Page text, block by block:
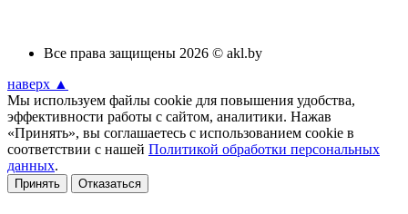
Все права защищены 2026 © akl.by
наверх ▲
Мы используем файлы cookie для повышения удобства,
эффективности работы с сайтом, аналитики. Нажав
«Принять», вы соглашаетесь с использованием cookie в
соответствии с нашей Политикой обработки персональных
данных.
Принять Отказаться